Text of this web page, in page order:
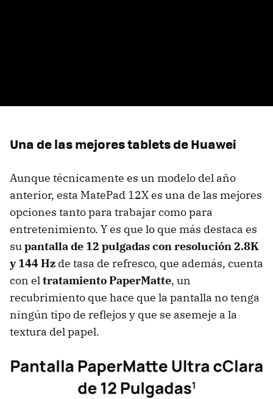
Una de las mejores tablets de Huawei
Aunque técnicamente es un modelo del año
anterior, esta MatePad 12X es una de las mejores
opciones tanto para trabajar como para
entretenimiento. Y es que lo que más destaca es
supantalla de 12 pulgadas con resolución 2.8K
y 144 Hz de tasa de refresco, que además, cuenta
con eltratamiento PaperMatte, un
recubrimiento que hace que la pantalla no tenga
ningún tipo de reflejos y que se asemeje a la
textura del papel.